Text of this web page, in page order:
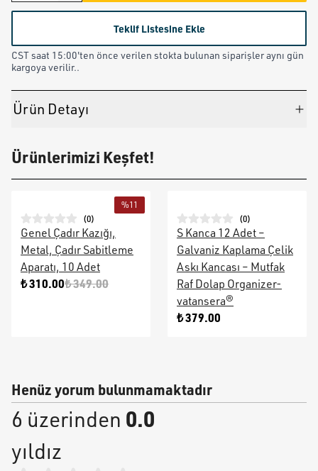
Teklif Listesine Ekle
CST saat 15:00'ten önce verilen stokta bulunan siparişler aynı gün
kargoya verilir..
Ürün Detayı
Ürünlerimizi Keşfet!
%11
(0)
Genel Çadır Kazığı,
Metal, Çadır Sabitleme
Aparatı, 10 Adet
₺ 310.00₺ 349.00
(0)
S Kanca 12 Adet –
Galvaniz Kaplama Çelik
Askı Kancası – Mutfak
Raf Dolap Organizer-
vatansera®
₺ 379.00
Henüz yorum bulunmamaktadır
6 üzerinden 0.0
yıldız